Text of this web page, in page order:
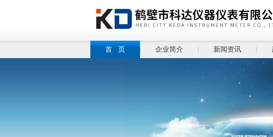
首 页 企业简介 新闻资讯